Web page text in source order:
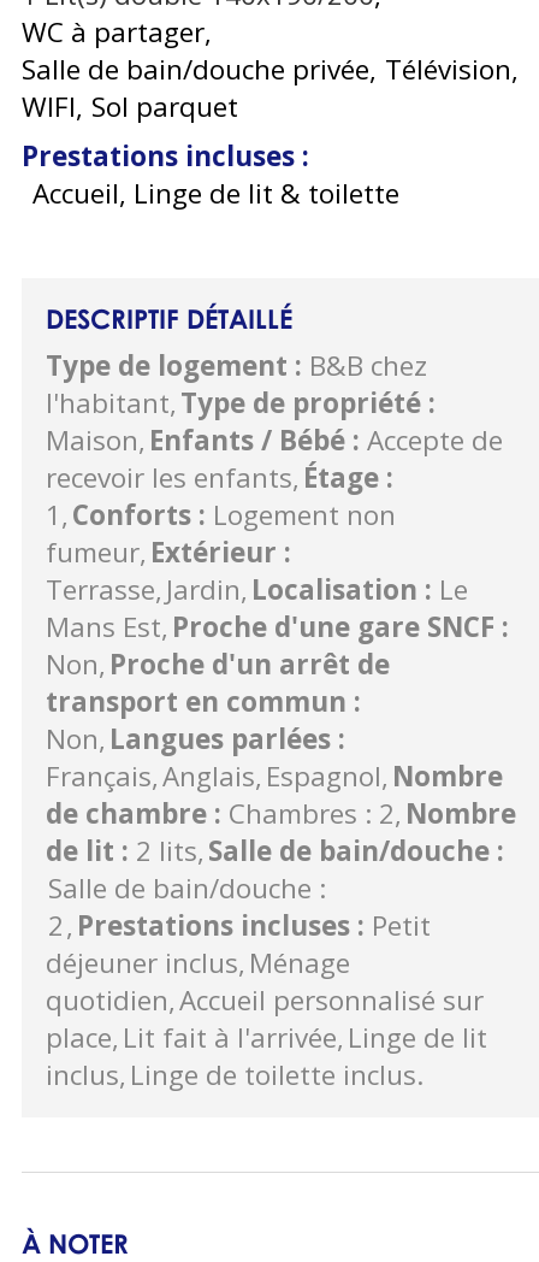
WC à partager
Salle de bain/douche privée Télévision
WIFI Sol parquet
Prestations incluses :
Accueil, Linge de lit & toilette
DESCRIPTIF DÉTAILLÉ
Type de logement : B&B chez
l'habitant Type de propriété :
Maison Enfants / Bébé : Accepte de
recevoir les enfants Étage :
1 Conforts : Logement non
fumeur Extérieur :
Terrasse Jardin Localisation : Le
Mans Est Proche d'une gare SNCF :
Non Proche d'un arrêt de
transport en commun :
Non Langues parlées :
Français Anglais Espagnol Nombre
de chambre : Chambres : 2 Nombre
de lit : 2 lits Salle de bain/douche :
Salle de bain/douche :
2 Prestations incluses : Petit
déjeuner inclus Ménage
quotidien Accueil personnalisé sur
place Lit fait à l'arrivée Linge de lit
inclus Linge de toilette inclus
À NOTER